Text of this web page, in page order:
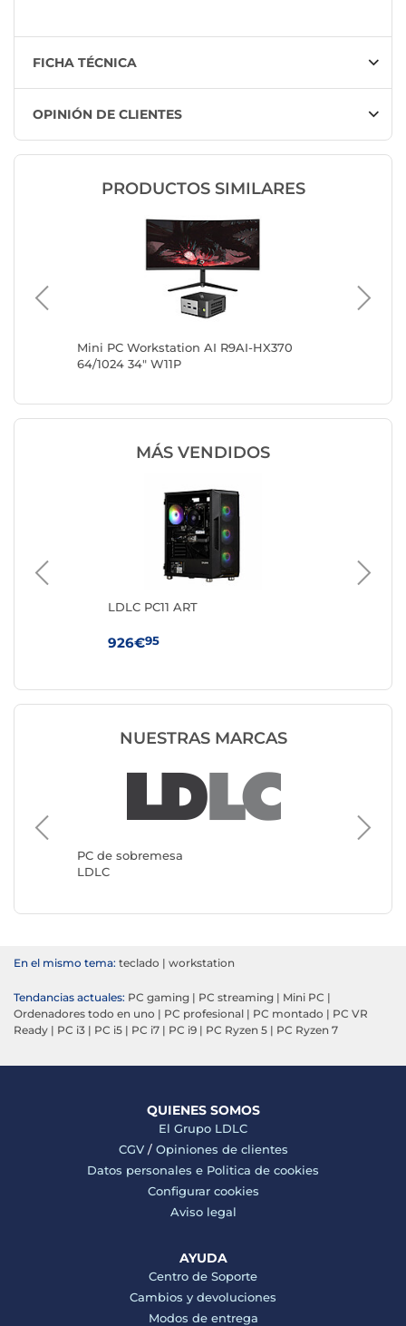
FICHA TÉCNICA
OPINIÓN DE CLIENTES
PRODUCTOS SIMILARES
Mini PC Workstation AI R9AI-HX370
64/1024 34" W11P
MÁS VENDIDOS
LDLC PC11 ART
926€95
NUESTRAS MARCAS
PC de sobremesa
LDLC
En el mismo tema: teclado | workstation
Tendancias actuales: PC gaming | PC streaming | Mini PC |
Ordenadores todo en uno | PC profesional | PC montado | PC VR
Ready | PC i3 | PC i5 | PC i7 | PC i9 | PC Ryzen 5 | PC Ryzen 7
QUIENES SOMOS
El Grupo LDLC
CGV/ Opiniones de clientes
Datos personales e Politica de cookies
Configurar cookies
Aviso legal
AYUDA
Centro de Soporte
Cambios y devoluciones
Modos de entrega